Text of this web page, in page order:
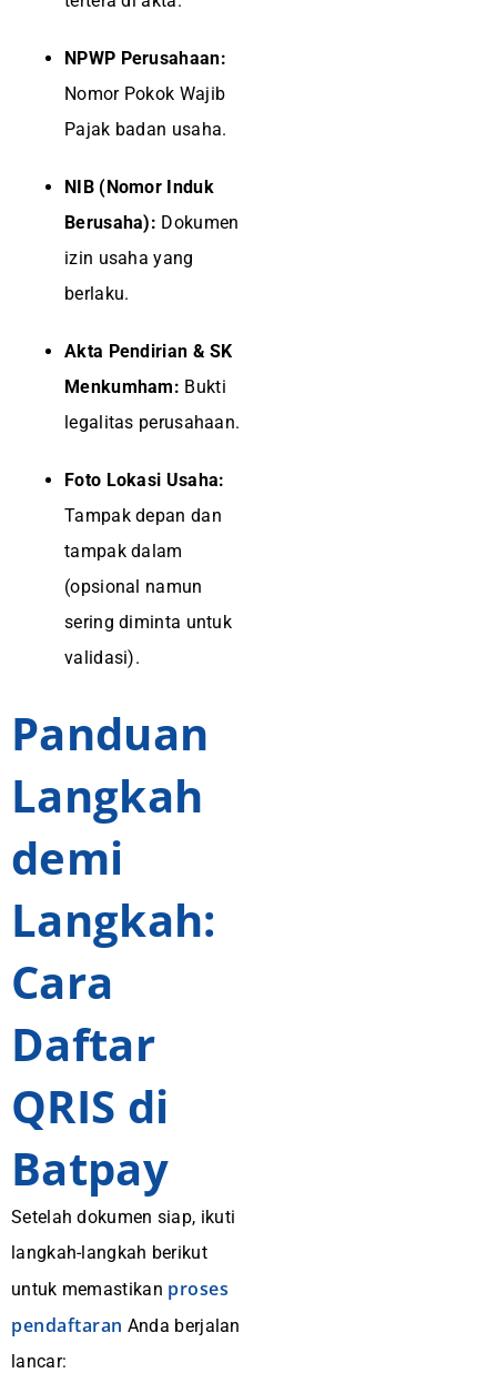
NPWP Perusahaan:
Nomor Pokok Wajib
Pajak badan usaha.
NIB (Nomor Induk
Berusaha): Dokumen
izin usaha yang
berlaku.
Akta Pendirian & SK
Menkumham: Bukti
legalitas perusahaan.
Foto Lokasi Usaha:
Tampak depan dan
tampak dalam
(opsional namun
sering diminta untuk
validasi).
Panduan
Langkah
demi
Langkah:
Cara
Daftar
QRIS di
Batpay
Setelah dokumen siap, ikuti
langkah-langkah berikut
untuk memastikan proses
pendaftaran Anda berjalan
lancar: